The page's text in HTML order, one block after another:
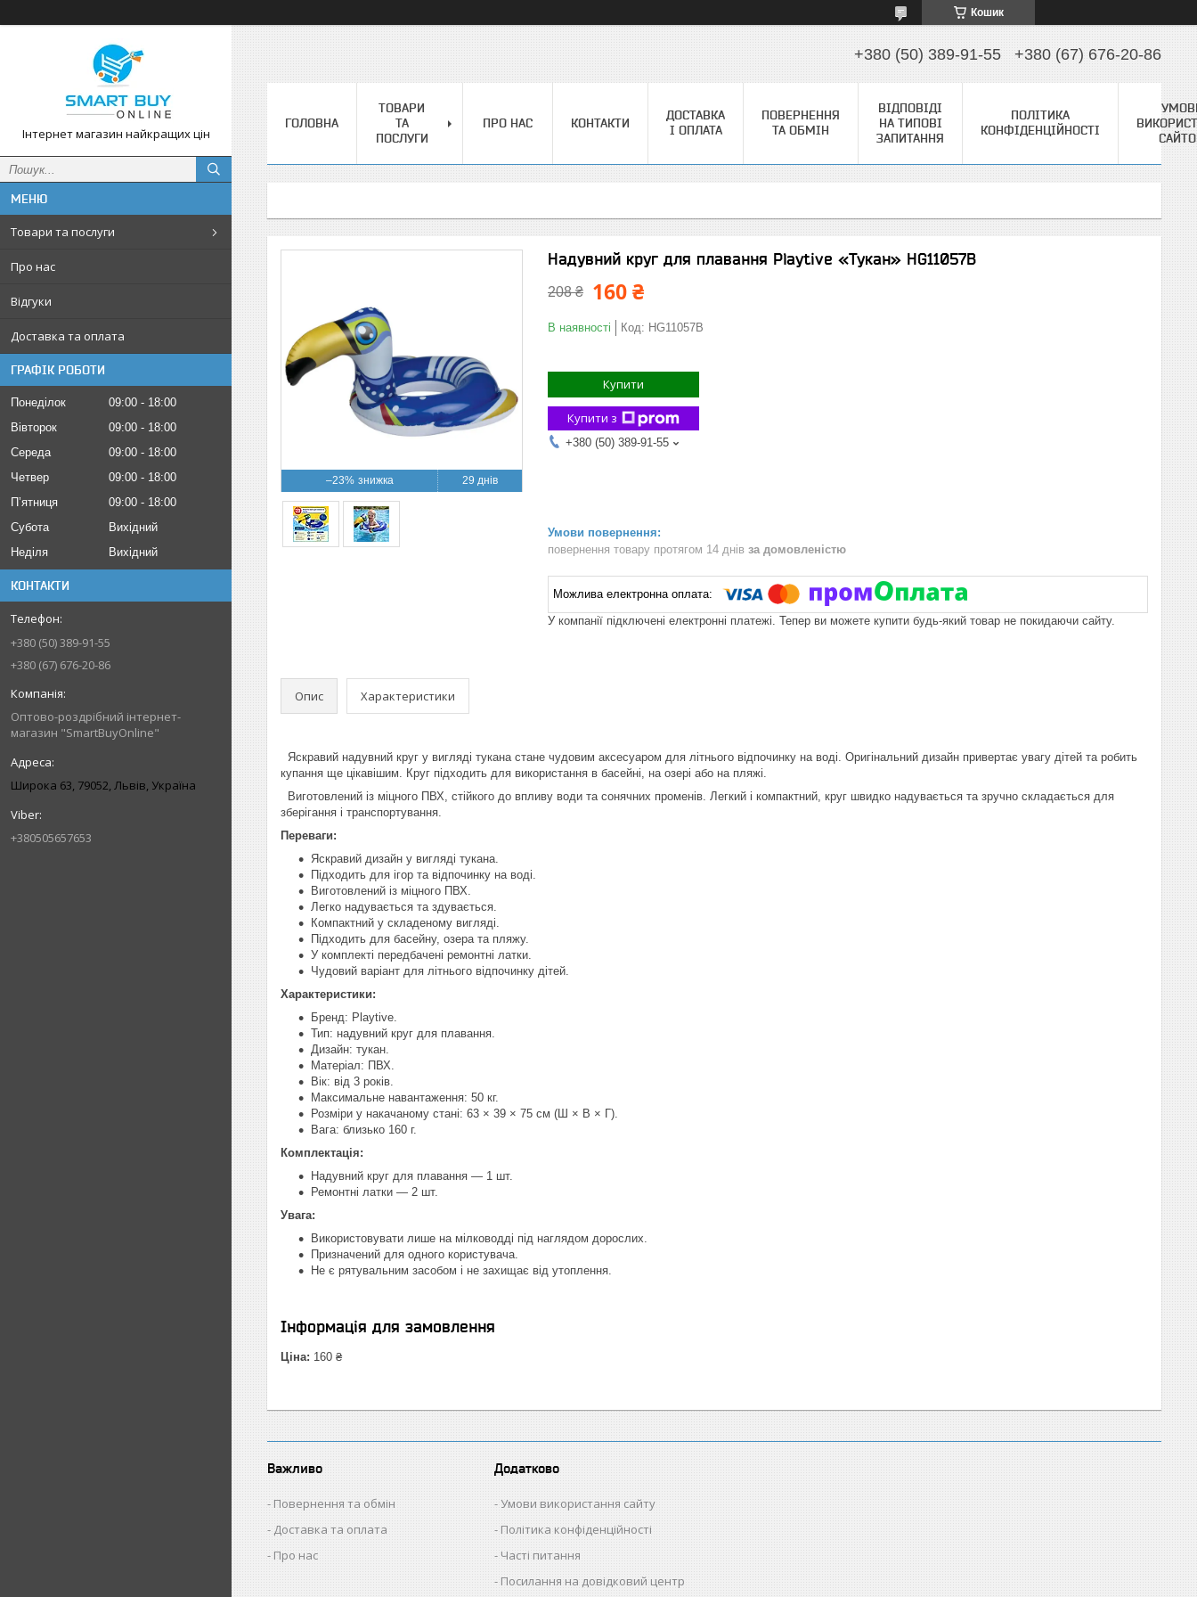
Кошик
Інтернет магазин найкращих цін
Товари та послуги
Про нас
Відгуки
Доставка та оплата
ГРАФІК РОБОТИ
Понеділок 09:00
18:00
Вівторок
09:00
18:00
Середа
09:00
18:00
Четвер
09:00
18:00
Пʼятниця
09:00
18:00
Субота
Вихідний
Неділя
Вихідний
КОНТАКТИ
+380 (50) 389-91-55
+380 (67) 676-20-86
Оптово-роздрібний інтернет-
магазин "SmartBuyOnline"
Широка 63, 79052, Львів, Україна
+380505657653
+380 (50) 389-91-55 +380 (67) 676-20-86
ГОЛОВНА
ТОВАРИ
ТА
ПОСЛУГИ
ПРО НАС КОНТАКТИ
ДОСТАВКА
І ОПЛАТА
ПОВЕРНЕННЯ
ТА ОБМІН
ВІДПОВІДІ
НА ТИПОВІ
ЗАПИТАННЯ
ПОЛІТИКА
КОНФІДЕНЦІЙНОСТІ
–23% 29 днів
Надувний круг для плавання Playtive «Тукан» HG11057B
208 ₴ 160 ₴
В наявності Код: HG11057B
Купити
Купити з
+380 (50) 389-91-55
повернення товару протягом 14 днів за домовленістю
У компанії підключені електронні платежі. Тепер ви можете купити будь-який товар не покидаючи сайту.
Опис Характеристики
Яскравий надувний круг у вигляді тукана стане чудовим аксесуаром для літнього відпочинку на воді. Оригінальний дизайн привертає увагу дітей та робить
купання ще цікавішим. Круг підходить для використання в басейні, на озері або на пляжі.
Виготовлений із міцного ПВХ, стійкого до впливу води та сонячних променів. Легкий і компактний, круг швидко надувається та зручно складається для
зберігання і транспортування.
Переваги:
Яскравий дизайн у вигляді тукана.
Підходить для ігор та відпочинку на воді.
Виготовлений із міцного ПВХ.
Легко надувається та здувається.
Компактний у складеному вигляді.
Підходить для басейну, озера та пляжу.
У комплекті передбачені ремонтні латки.
Чудовий варіант для літнього відпочинку дітей.
Характеристики:
Бренд: Playtive.
Тип: надувний круг для плавання.
Дизайн: тукан.
Матеріал: ПВХ.
Вік: від 3 років.
Максимальне навантаження: 50 кг.
Розміри у накачаному стані: 63 × 39 × 75 см (Ш × В × Г).
Вага: близько 160 г.
Комплектація:
Надувний круг для плавання — 1 шт.
Ремонтні латки — 2 шт.
Увага:
Використовувати лише на мілководді під наглядом дорослих.
Призначений для одного користувача.
Не є рятувальним засобом і не захищає від утоплення.
Інформація для замовлення
Ціна: 160 ₴
Важливо
Повернення та обмін
Доставка та оплата
Про нас
Додатково
Умови використання сайту
Політика конфіденційності
Часті питання
Посилання на довідковий центр